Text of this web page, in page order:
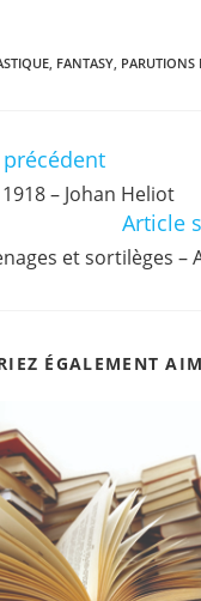
, FANTASY, PARUTIONS
– Johan Heliot
Article
et sortilèges –
ÉGALEMENT